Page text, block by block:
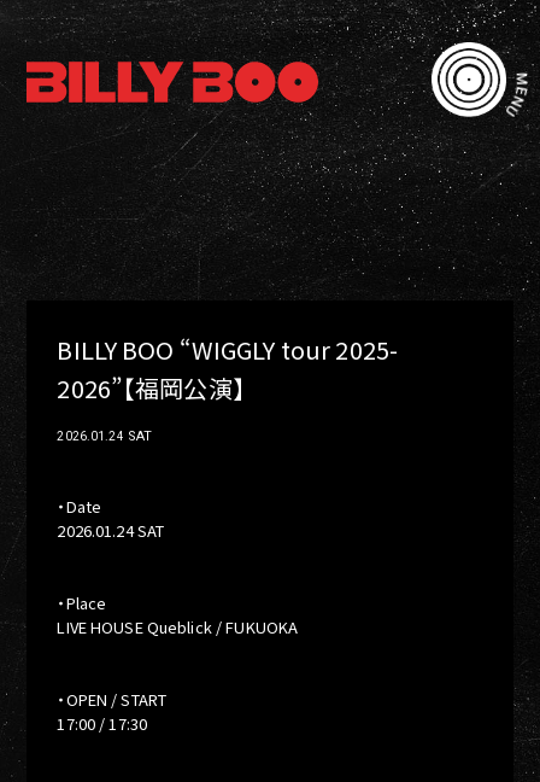
MENU
BILLY BOO “WIGGLY tour 2025-
2026”【福岡公演】
2026.01.24 SAT
・Date
2026.01.24 SAT
・Place
LIVE HOUSE Queblick / FUKUOKA
・OPEN / START
17:00 / 17:30